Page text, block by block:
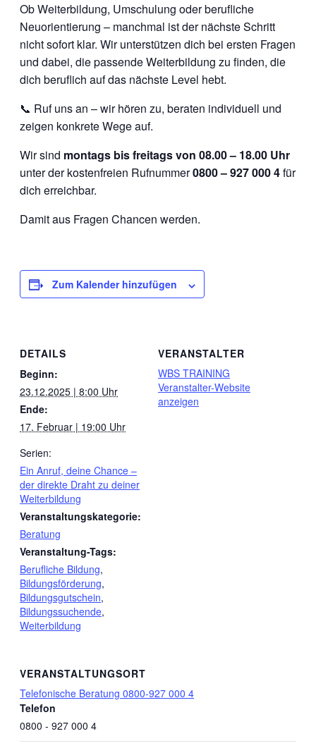
Ob Weiterbildung, Umschulung oder berufliche
Neuorientierung – manchmal ist der nächste Schritt
nicht sofort klar. Wir unterstützen dich bei ersten Fragen
und dabei, die passende Weiterbildung zu finden, die
dich beruflich auf das nächste Level hebt.
📞 Ruf uns an – wir hören zu, beraten individuell und
zeigen konkrete Wege auf.
Wir sind montags bis freitags von 08.00 – 18.00 Uhr
unter der kostenfreien Rufnummer0800 – 927 000 4für
dich erreichbar.
Damit aus Fragen Chancen werden.
Zum Kalender hinzufügen
DETAILS
Beginn:
23.12.2025 | 8:00 Uhr
Ende:
17. Februar | 19:00 Uhr
Serien:
Ein Anruf, deine Chance –
der direkte Draht zu deiner
Weiterbildung
Veranstaltungskategorie:
Beratung
Veranstaltung-Tags:
Berufliche Bildung,
Bildungsförderung,
Bildungsgutschein,
Bildungssuchende,
Weiterbildung
VERANSTALTER
WBS TRAINING
Veranstalter-Website
anzeigen
VERANSTALTUNGSORT
Telefonische Beratung 0800-927 000 4
Telefon
0800 - 927 000 4